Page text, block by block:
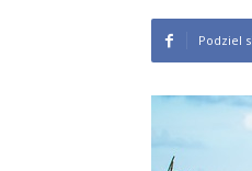
Podziel